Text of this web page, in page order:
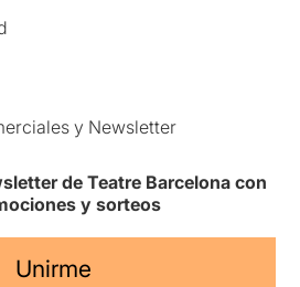
y Newsletter
de Teatre Barcelona con
y sorteos
Unirme